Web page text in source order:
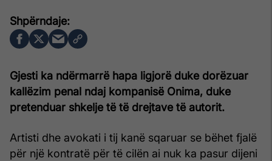
Gjesti ka ndërmarrë hapa ligjorë duke dorëzuar
kallëzim penal ndaj kompanisë Onima, duke
pretenduar shkelje të të drejtave të autorit.
Artisti dhe avokati i tij kanë sqaruar se bëhet fjalë
për një kontratë për të cilën ai nuk ka pasur dijeni